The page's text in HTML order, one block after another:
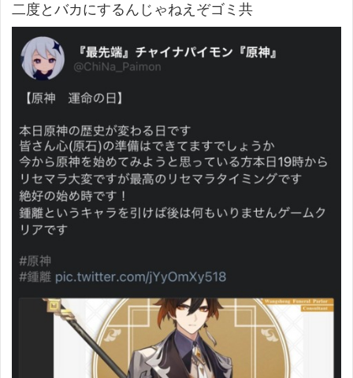
二度とバカにするんじゃねえぞゴミ共